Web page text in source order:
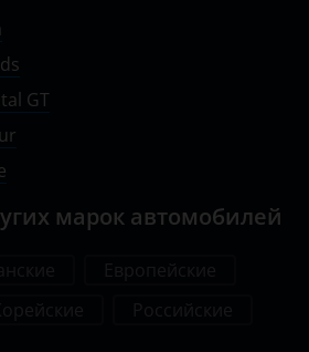
GT
марок автомобилей